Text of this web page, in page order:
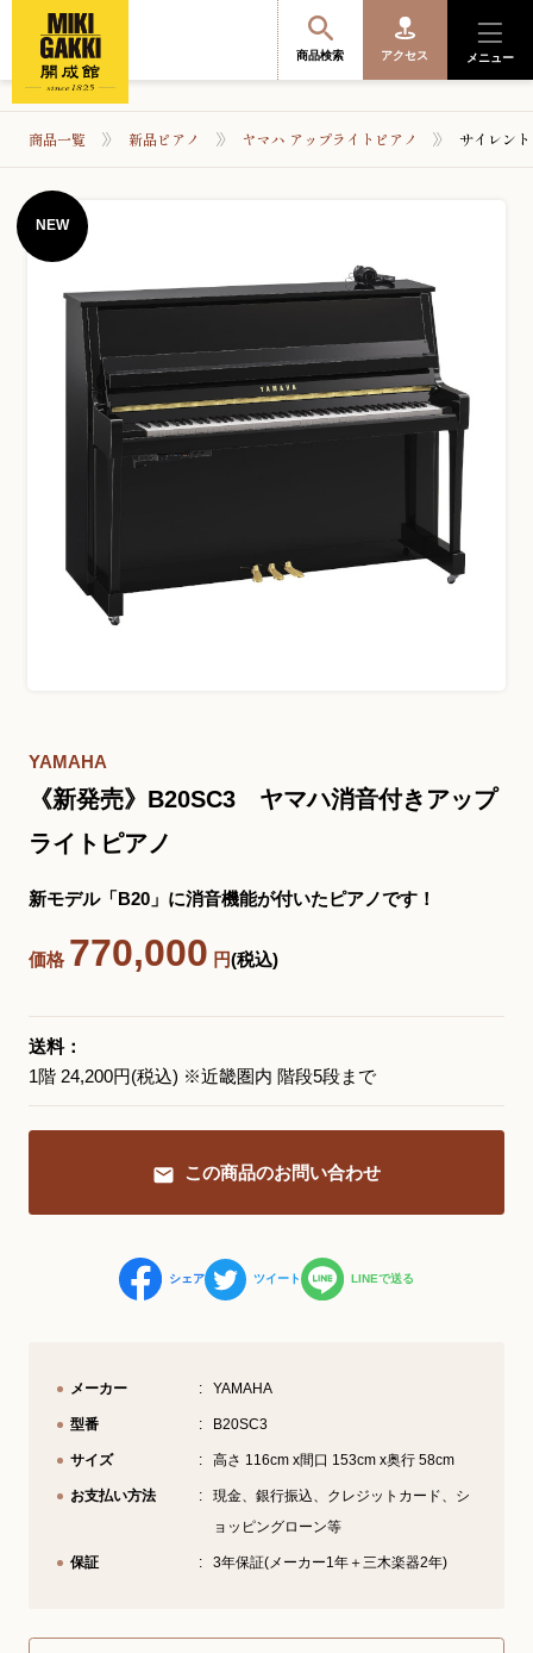
商品検索 アクセス メニュー
商品を探す・選ぶ
便利なサービス
開成館を知る
音楽教室・イベント情報
お問い合わせフォーム
三木楽器 開成館
三木楽器 開成館
サイトマップ 個人情報の取り扱い
商品一覧 新品ピアノ ヤマハ アップライトピアノ サイレン
NEW
YAMAHA
《新発売》B20SC3 ヤマハ消音付きアップ
ライトピアノ
新モデル「B20」に消音機能が付いたピアノです！
価格 770,000 円(税込)
送料：
1階 24,200円(税込) ※近畿圏内 階段5段まで
この商品のお問い合わせ
シェア ツイート LINEで送る
メーカー YAMAHA
型番 B20SC3
サイズ 高さ 116cm x間口 153cm x奥行 58cm
お支払い方法
現金、銀行振込、クレジットカード、シ
ョッピングローン等
保証 3年保証(メーカー1年＋三木楽器2年)